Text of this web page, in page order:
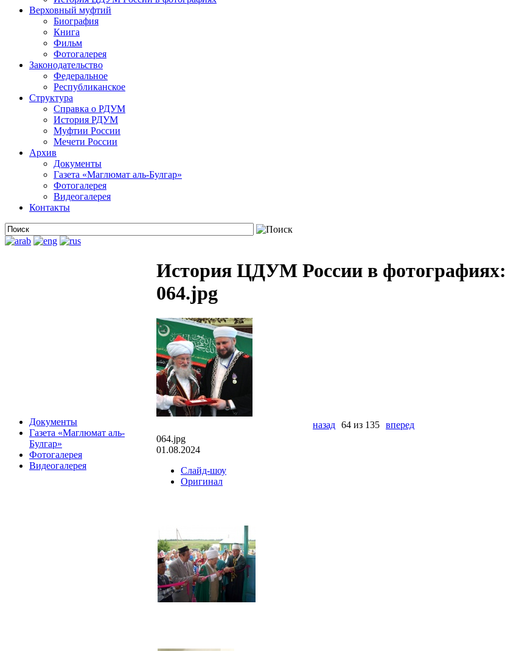
Верховный муфтий
Биография
Книга
Фильм
Фотогалерея
Законодательство
Федеральное
Республиканское
Структура
Справка о РДУМ
История РДУМ
Муфтии России
Мечети России
Архив
Документы
Газета «Маглюмат аль-Булгар»
Фотогалерея
Видеогалерея
Контакты
Документы
Газета «Маглюмат аль-
Булгар»
Фотогалерея
Видеогалерея
История ЦДУМ России в фотографиях:
064.jpg
назад 64 из 135 вперед
064.jpg
01.08.2024
Слайд-шоу
Оригинал